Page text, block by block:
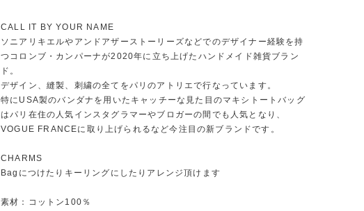
CALL IT BY YOUR NAME
ソニアリキエルやアンドアザーストーリーズなどでのデザイナー経験を持
つコロンブ・カンパーナが2020年に立ち上げたハンドメイド雑貨ブラン
ド。
デザイン、縫製、刺繍の全てをパリのアトリエで行なっています。
特にUSA製のバンダナを用いたキャッチーな見た目のマキシトートバッグ
はパリ在住の人気インスタグラマーやブロガーの間でも人気となり、
VOGUE FRANCEに取り上げられるなど今注目の新ブランドです。
CHARMS
Bagにつけたりキーリングにしたりアレンジ頂けます
素材：コットン100％